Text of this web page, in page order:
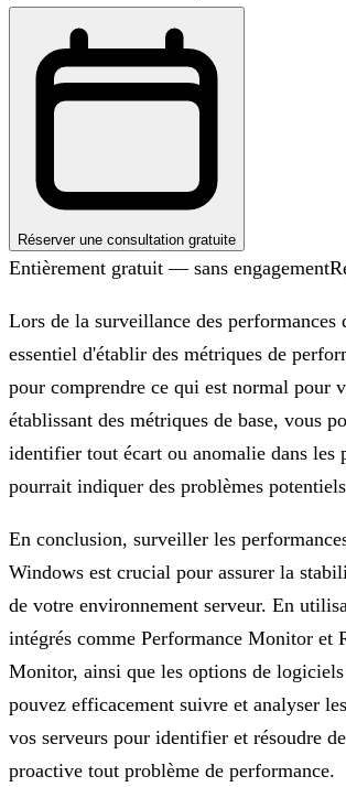
Réserver une consultation gratuite
Entièrement gratuit — sans engagement
Lors de la surveillance des performances
essentiel d'établir des métriques de
pour comprendre ce qui est normal pour
établissant des métriques de base, vous
identifier tout écart ou anomalie dans les
pourrait indiquer des problèmes
En conclusion, surveiller les
Windows est crucial pour assurer la
de votre environnement serveur. En
intégrés comme Performance Monitor et
Monitor, ainsi que les options de
pouvez efficacement suivre et analyser
vos serveurs pour identifier et résoudre
proactive tout problème de performance.